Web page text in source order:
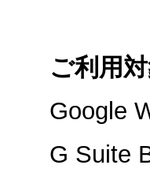
ご利用
Google
G Suite